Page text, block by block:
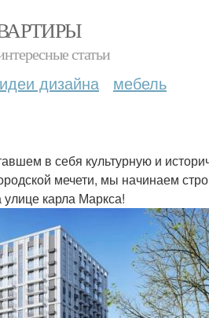
статьи
идеи дизайна мебель
в себя культурную и
мечети, мы начинаем
карла Маркса!